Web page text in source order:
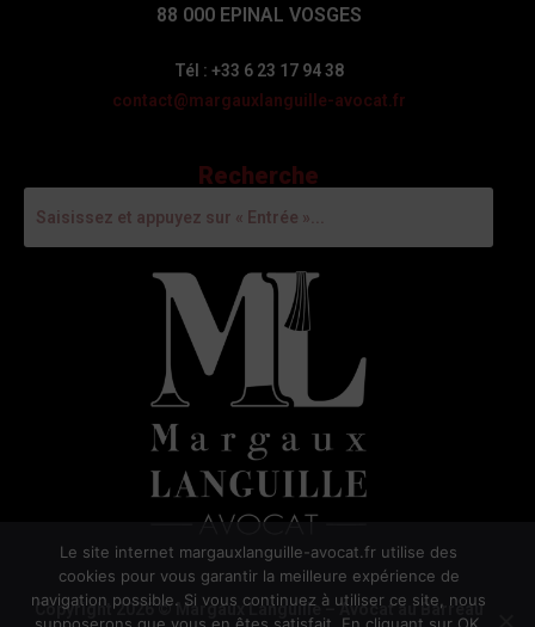
88 000 EPINAL VOSGES
Tél : +33 6 23 17 94 38
contact@margauxlanguille-avocat.fr
Recherche
Copyright 2026 © Margaux Languille – Avocat au Barreau
Le site internet margauxlanguille-avocat.fr utilise des
cookies pour vous garantir la meilleure expérience de
navigation possible. Si vous continuez à utiliser ce site, nous